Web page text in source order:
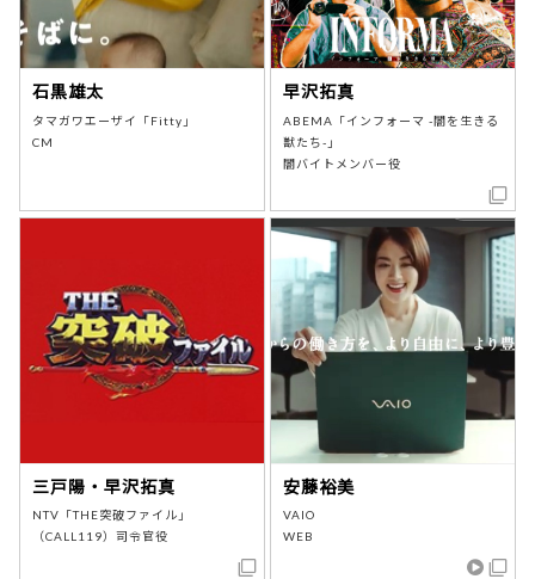
石黒雄太
タマガワエーザイ「Fitty」
CM
早沢拓真
ABEMA「インフォーマ -闇を生きる
獣たち-」
闇バイトメンバー役
三戸陽・早沢拓真
NTV「THE突破ファイル」
（CALL119）司令官役
安藤裕美
VAIO
WEB